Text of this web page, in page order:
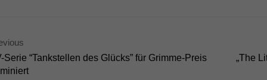
Serie “Tankstellen des Glücks” für Grimme-Preis
„The
Website und Ihre Erfahrung zu verbessern.
z. B. für personalisierte Anzeigen und Inhalte oder Anzeigen-
die Verwendung Ihrer Daten finden Sie in unserer